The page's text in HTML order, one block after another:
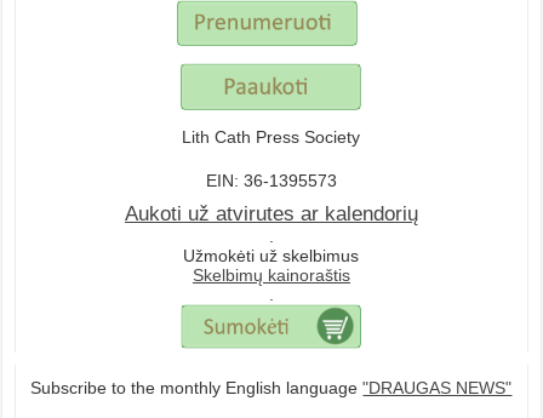
Lith Cath Press Society
EIN: 36-1395573
Aukoti už atvirutes ar kalendorių
.
Užmokėti už skelbimus
Skelbimų kainoraštis
.
Subscribe to the monthly English language"DRAUGAS NEWS"